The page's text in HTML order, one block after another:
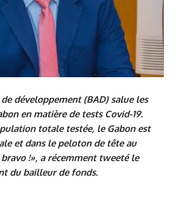
développement (BAD) salue les
en matière de tests Covid-19.
totale testée, le Gabon est
et dans le peloton de tête au
!», a récemment tweeté le
du bailleur de fonds.